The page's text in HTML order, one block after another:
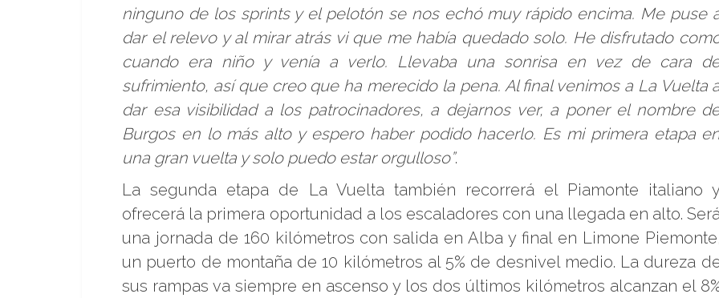
ninguno de los sprints y el pelotón se nos echó muy rápido encima. Me puse
dar el relevo y al mirar atrás vi que me había quedado solo. He disfrutado
cuando era niño y venía a verlo. Llevaba una sonrisa en vez de cara
sufrimiento, así que creo que ha merecido la pena. Al final venimos a La Vuelta
dar esa visibilidad a los patrocinadores, a dejarnos ver, a poner el nombre
Burgos en lo más alto y espero haber podido hacerlo. Es mi primera etapa
una gran vuelta y solo puedo estar orgulloso”.
La segunda etapa de La Vuelta también recorrerá el Piamonte italiano
ofrecerá la primera oportunidad a los escaladores con una llegada en alto.
una jornada de 160 kilómetros con salida en Alba y final en Limone Piemonte,
un puerto de montaña de 10 kilómetros al 5% de desnivel medio. La dureza
sus rampas va siempre en ascenso y los dos últimos kilómetros alcanzan el